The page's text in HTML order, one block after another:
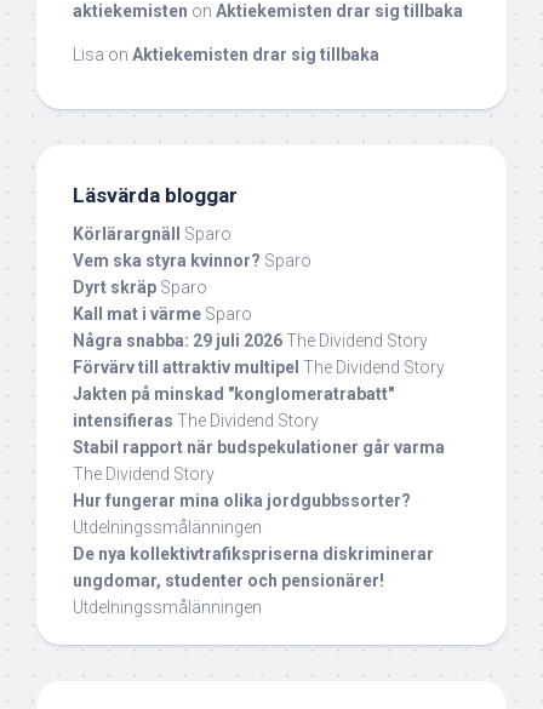
aktiekemisten on Aktiekemisten drar sig tillbaka
Lisa on Aktiekemisten drar sig tillbaka
Läsvärda bloggar
Körlärargnäll
Sparo
Vem ska styra kvinnor? Sparo
Dyrt skräp Sparo
Kall mat i värme Sparo
Några snabba: 29 juli 2026The Dividend Story
Förvärv till attraktiv multipel The Dividend Story
Jakten på minskad "konglomeratrabatt"
intensifieras The Dividend Story
Stabil rapport när budspekulationer går varma
The Dividend Story
Hur fungerar mina olika jordgubbssorter?
Utdelningssmålänningen
De nya kollektivtrafikspriserna diskriminerar
ungdomar, studenter och pensionärer!
Utdelningssmålänningen